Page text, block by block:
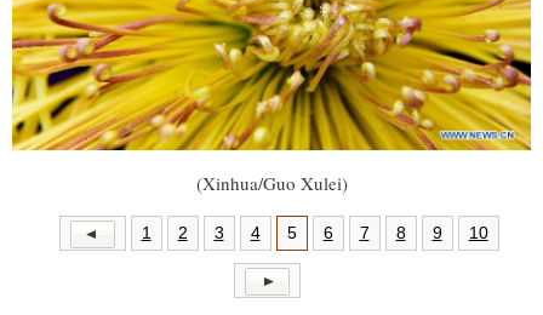
DOSSIERS PHOTOS
VIDÉOS
(Xinhua/Guo Xulei)
1 2 3 4 5 6 7 8 9 10